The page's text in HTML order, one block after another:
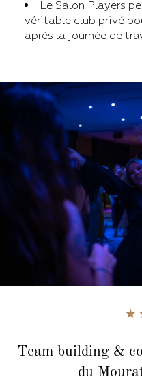
Le Salon Players
véritable club privé
après la journée de
Team building &
du